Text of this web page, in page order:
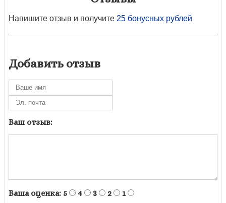
Напишите отзыв и получите 25 бонусных рублей
Добавить отзыв
Ваш отзыв:
Ваша оценка: 5 4 3 2 1